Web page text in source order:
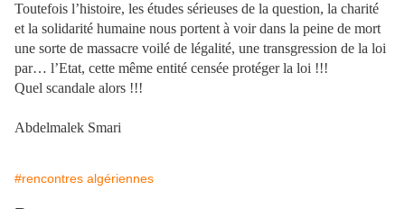
Toutefois l’histoire, les études sérieuses de la question, la charité
et la solidarité humaine nous portent à voir dans la peine de mort
une sorte de massacre voilé de légalité, une transgression de la loi
par… l’Etat, cette même entité censée protéger la loi !!!
Quel scandale alors !!!
Abdelmalek Smari
#rencontres algériennes